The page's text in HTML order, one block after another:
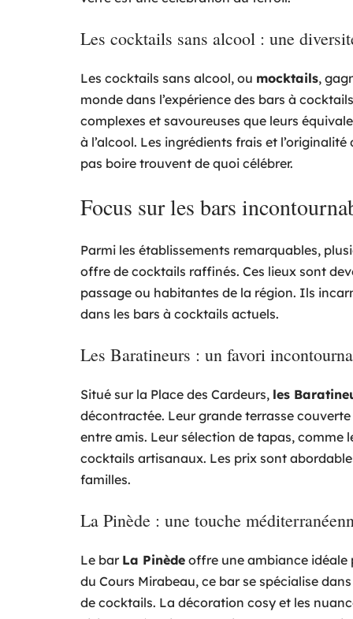
Les cocktails sans alcool : une
Les cocktails sans alcool, ou mocktails,
monde dans l’expérience des bars à
complexes et savoureuses que leurs
à l’alcool. Les ingrédients frais et
pas boire trouvent de quoi célébrer.
Focus sur les bars
Parmi les établissements remarquables,
offre de cocktails raffinés. Ces lieux sont
passage ou habitantes de la région. Ils
dans les bars à cocktails actuels.
Les Baratineurs : un favori
Situé sur la Place des Cardeurs, les
décontractée. Leur grande terrasse
entre amis. Leur sélection de tapas, comme
cocktails artisanaux. Les prix sont
familles.
La Pinède : une touche
Le bar La Pinède offre une ambiance idéale
du Cours Mirabeau, ce bar se spécialise
de cocktails. La décoration cosy et les